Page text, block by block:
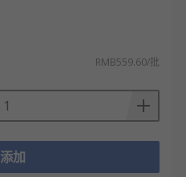
RMB559.60/批
添加